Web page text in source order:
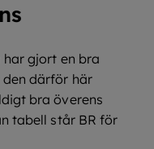
gjort en bra
därför här
bra överens
tabell står BR för